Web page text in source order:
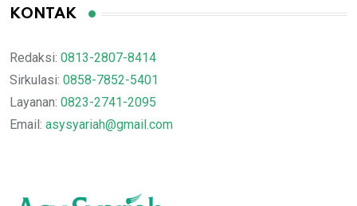
KONTAK
Redaksi: 0813-2807-8414
Sirkulasi: 0858-7852-5401
Layanan: 0823-2741-2095
Email: asysyariah@gmail.com